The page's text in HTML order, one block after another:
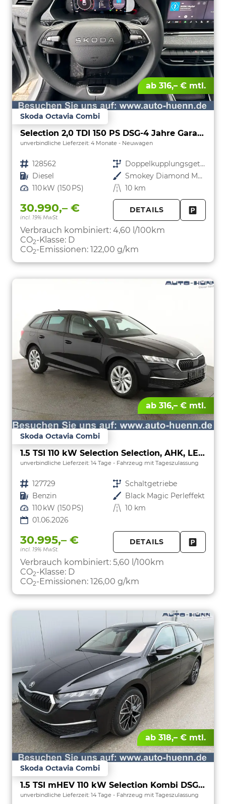
ab 316,– € mtl.
Skoda Octavia Combi
Selection 2,0 TDI 150 PS DSG-4 Jahre Garantie-Anhängerkupplung schwenkbar-PDC vorne und hinten-Sitzheizung-Smart Link
unverbindliche Lieferzeit: 4 Monate Neuwagen
Fahrzeugnr. 128562 Getriebe
Doppelkupplungsgetriebe (DSG)
Kraftstoff Diesel Außenfarbe
Smokey Diamond Metallic
Leistung 110 kW (150 PS) Kilometerstand 10 km
30.990,– €
incl. 19% MwSt.
DETAILS
Verbrauch kombiniert: 4,60 l/100km
CO2-Klasse: D
CO2-Emissionen: 122,00 g/km
ab 316,– € mtl.
Skoda Octavia Combi
1.5 TSI 110 kW Selection Selection, AHK, LED, Side, ACC, Kamera, Winter, 17-Zoll
unverbindliche Lieferzeit: 14 Tage Fahrzeug mit Tageszulassung
Fahrzeugnr. 127729 Getriebe Schaltgetriebe
Kraftstoff Benzin Außenfarbe Black Magic Perleffekt
Leistung 110 kW (150 PS) Kilometerstand 10 km
01.06.2026
30.995,– €
incl. 19% MwSt.
DETAILS
Verbrauch kombiniert: 5,60 l/100km
CO2-Klasse: D
CO2-Emissionen: 126,00 g/km
ab 318,– € mtl.
Skoda Octavia Combi
1.5 TSI mHEV 110 kW Selection Kombi DSG AHK ACC Kamera Sunset
unverbindliche Lieferzeit: 14 Tage Fahrzeug mit Tageszulassung